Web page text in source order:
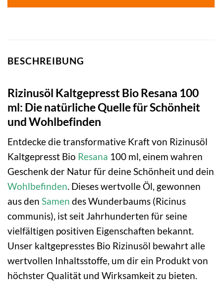
BESCHREIBUNG
Rizinusöl Kaltgepresst Bio Resana 100
ml: Die natürliche Quelle für Schönheit
und Wohlbefinden
Entdecke die transformative Kraft von Rizinusöl
Kaltgepresst Bio Resana 100 ml, einem wahren
Geschenk der Natur für deine Schönheit und dein
Wohlbefinden. Dieses wertvolle Öl, gewonnen
aus den Samen des Wunderbaums (Ricinus
communis), ist seit Jahrhunderten für seine
vielfältigen positiven Eigenschaften bekannt.
Unser kaltgepresstes Bio Rizinusöl bewahrt alle
wertvollen Inhaltsstoffe, um dir ein Produkt von
höchster Qualität und Wirksamkeit zu bieten.